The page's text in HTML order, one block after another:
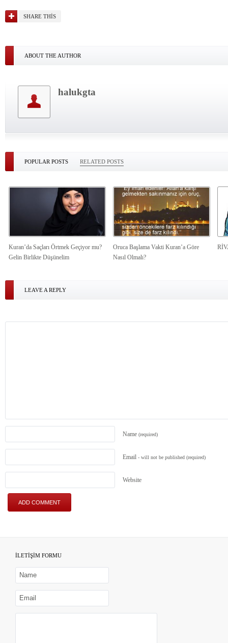
SHARE THIS
ABOUT THE AUTHOR
halukgta
POPULAR POSTS RELATED POSTS
Kuran’da Saçları Örtmek Geçiyor mu?
Gelin Birlikte Düşünelim
Oruca Başlama Vakti Kuran’a Göre
Nasıl Olmalı?
LEAVE A REPLY
Name (required)
Email - will not be published (required)
Website
İLETİŞİM FORMU